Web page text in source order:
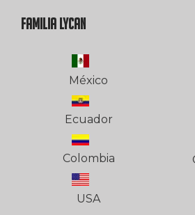
FAMILIA LYCAN
México
Ecuador
Colombia
USA